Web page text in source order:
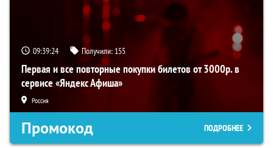
09:39:24 Получили: 155
Первая и все повторные покупки билетов от 3000р. в
сервисе «Яндекс Афиша»
Россия
Промокод ПОДРОБНЕЕ